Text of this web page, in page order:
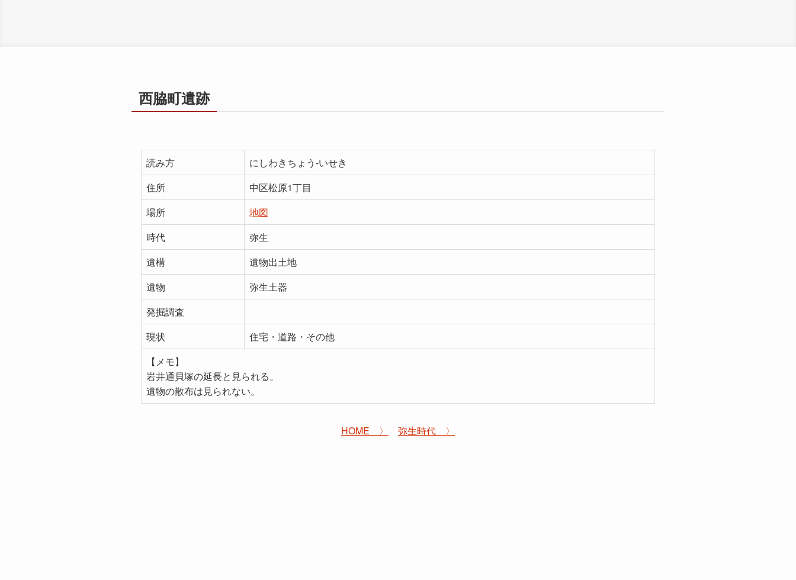
西脇町遺跡
読み方
にしわきちょう-いせき
住所
中区松原1丁目
場所
地図
時代
弥生
遺構
遺物出土地
遺物
弥生土器
発掘調査
現状
住宅・道路・その他
【メモ】
岩井通貝塚の延長と見られる。
遺物の散布は見られない。
HOME 〉 弥生時代 〉